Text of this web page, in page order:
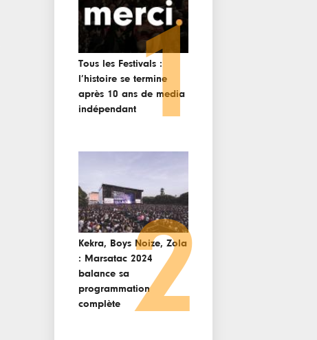
Tous les Festivals :
l’histoire se termine
après 10 ans de media
indépendant1
Kekra, Boys Noize, Zola
: Marsatac 2024
balance sa
programmation
complète
2